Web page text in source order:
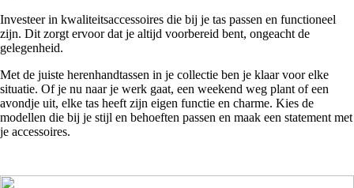
Investeer in kwaliteitsaccessoires die bij je tas passen en functioneel
zijn. Dit zorgt ervoor dat je altijd voorbereid bent, ongeacht de
gelegenheid.
Met de juiste herenhandtassen in je collectie ben je klaar voor elke
situatie. Of je nu naar je werk gaat, een weekend weg plant of een
avondje uit, elke tas heeft zijn eigen functie en charme. Kies de
modellen die bij je stijl en behoeften passen en maak een statement met
je accessoires.